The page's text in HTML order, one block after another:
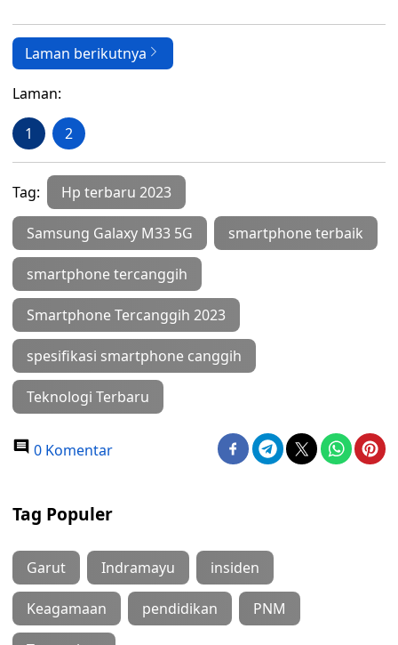
Laman berikutnya
Laman:
1 2
Tag: Hp terbaru 2023
Samsung Galaxy M33 5G smartphone terbaik
smartphone tercanggih
Smartphone Tercanggih 2023
spesifikasi smartphone canggih
Teknologi Terbaru
0 Komentar
Tag Populer
Garut Indramayu insiden
Keagamaan pendidikan PNM